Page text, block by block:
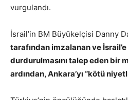
vurgulandı.
İsrail’in BM Büyükelçisi Danny
tarafından imzalanan ve
durdurulmasını talep eden bir
ardından, Ankara’yı “kötü